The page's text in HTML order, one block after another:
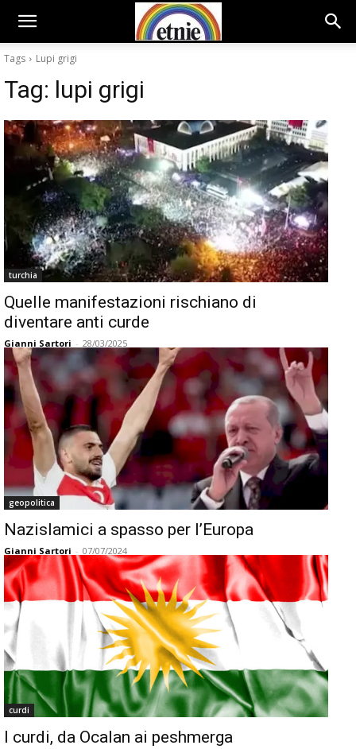
Tags Lupi grigi
Tag: lupi grigi
turchia
Quelle manifestazioni rischiano di
diventare anti curde
Gianni Sartori - 28/03/2025
geopolitica
Nazislamici a spasso per l’Europa
Gianni Sartori - 07/07/2024
curdi
I curdi, da Ocalan ai peshmerga